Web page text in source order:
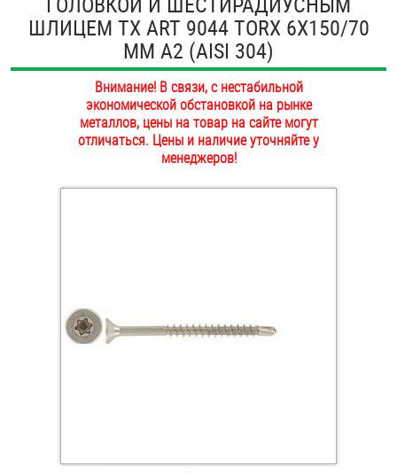
ОПЛАТА И ДОСТАВКА
НАШИ МАГАЗИНЫ
Втулки
Гайки
Дюбели
Дюймовый крепёж
Крюки, кольца с метрической резьбой
ШЛИЦЕМ TX ART 9044 TORX 6Х150/70
ММ А2 (AISI 304)
Внимание! В связи, с нестабильной
экономической обстановкой на рынке
металлов, цены на товар на сайте могут
отличаться. Цены и наличие уточняйте у
менеджеров!